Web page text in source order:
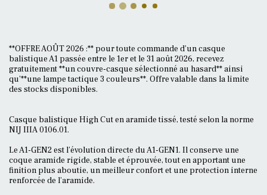
**OFFRE AOÛT 2026 :** pour toute commande d’un casque
balistique A1 passée entre le 1er et le 31 août 2026, recevez
gratuitement **un couvre-casque sélectionné au hasard** ainsi
qu’**une lampe tactique 3 couleurs**. Offre valable dans la limite
des stocks disponibles.
Casque balistique High Cut en aramide tissé, testé selon la norme
NIJ IIIA 0106.01.
Le A1-GEN2 est l’évolution directe du A1-GEN1. Il conserve une
coque aramide rigide, stable et éprouvée, tout en apportant une
finition plus aboutie, un meilleur confort et une protection interne
renforcée de l’aramide.